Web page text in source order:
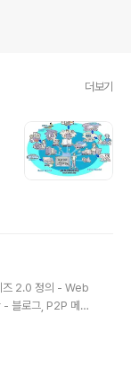
더보기
즈 2.0 정의 - Web
- 블로그, P2P 메시
Wiki, Folkson